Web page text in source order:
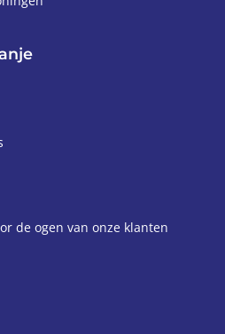
de ogen van onze klanten